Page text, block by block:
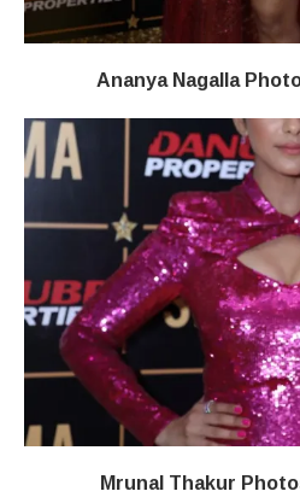
Ananya Nagalla
Mrunal Thakur